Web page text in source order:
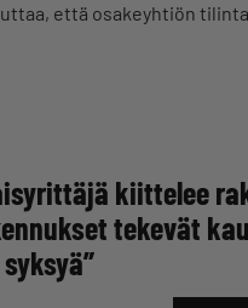
että osakeyhtiön
kiittelee
tekevät